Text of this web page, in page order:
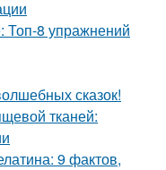
8 упражнений
сказок!
тканей:
9 фактов,